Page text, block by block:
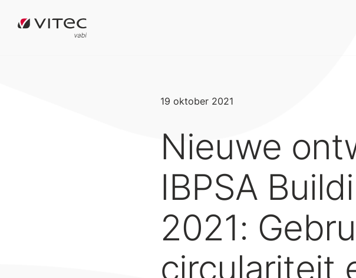
19 oktober 2021
Nieuwe
IBPSA
2021:
circulariteit